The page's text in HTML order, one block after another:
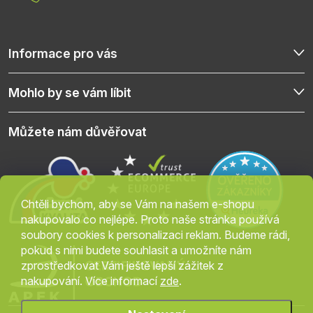
Chtěli bychom, aby se Vám na našem e-shopu
nakupovalo co nejlépe. Proto naše stránka používá
soubory cookies k personalizaci reklam. Budeme rádi,
pokud s nimi budete souhlasit a umožníte nám
zprostředkovat Vám ještě lepší zážitek z
nakupování. Více informací zde.
Informace pro vás
Mohlo by se vám líbit
Můžete nám důvěřovat